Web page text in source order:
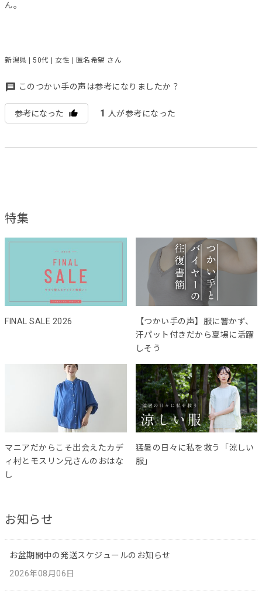
ん。
新潟県 | 50代 | 女性 | 匿名希望 さん
このつかい手の声は参考になりましたか？
参考になった 1 人が参考になった
特集
FINAL SALE 2026
【つかい手の声】服に響かず、
汗パット付きだから夏場に活躍
しそう
マニアだからこそ出会えたカデ
ィ村とモスリン兄さんのおはな
し
猛暑の日々に私を救う「涼しい
服」
お知らせ
お盆期間中の発送スケジュールのお知らせ
2026年08月06日